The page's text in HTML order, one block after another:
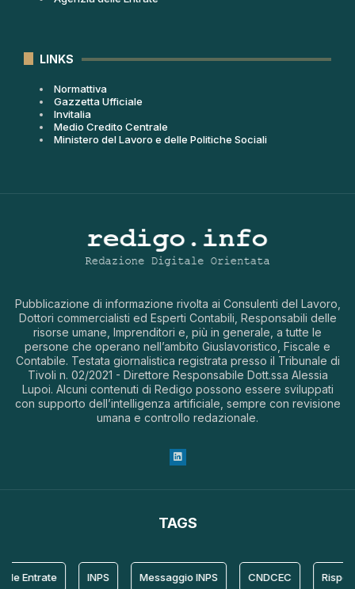
LINKS
Normattiva
Gazzetta Ufficiale
Invitalia
Medio Credito Centrale
Ministero del Lavoro e delle Politiche Sociali
Pubblicazione di informazione rivolta ai Consulenti del Lavoro,
Dottori commercialisti ed Esperti Contabili, Responsabili delle
risorse umane, Imprenditori e, più in generale, a tutte le
persone che operano nell’ambito Giuslavoristico, Fiscale e
Contabile. Testata giornalistica registrata presso il Tribunale di
Tivoli n. 02/2021 - Direttore Responsabile Dott.ssa Alessia
Lupoi. Alcuni contenuti di Redigo possono essere sviluppati
con supporto dell’intelligenza artificiale, sempre con revisione
umana e controllo redazionale.
TAGS
Entrate INPS Messaggio INPS CNDCEC Risposta